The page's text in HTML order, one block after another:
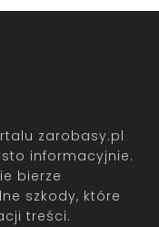
zarobasy.pl
informacyjnie.
bierze
szkody, które
treści.